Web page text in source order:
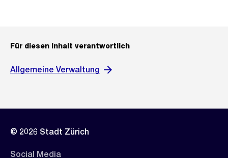
Für diesen Inhalt verantwortlich
Allgemeine Verwaltung
© 2026 Stadt Zürich
Social Media